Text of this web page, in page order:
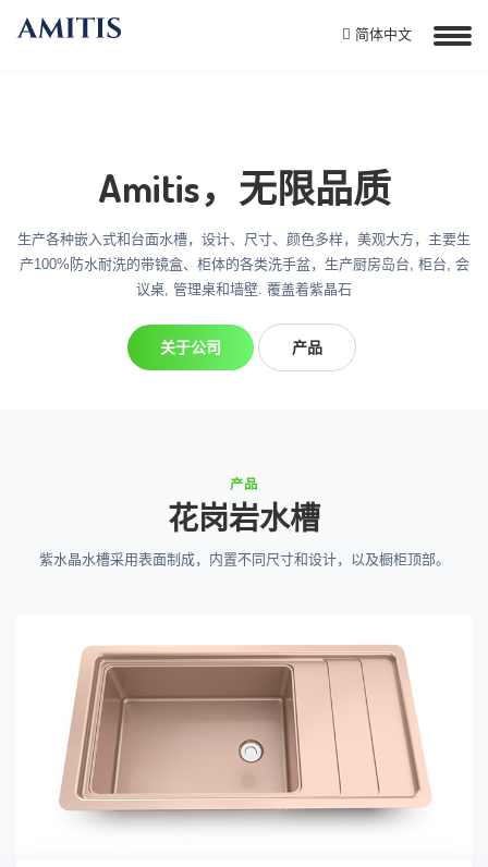
简体中文
Amitis，无限品质
生产各种嵌入式和台面水槽，设计、尺寸、颜色多样，美观大方，主要生
产100%防水耐洗的带镜盒、柜体的各类洗手盆，生产厨房岛台, 柜台, 会
议桌, 管理桌和墙壁. 覆盖着紫晶石
关于公司 产品
产品
花岗岩水槽
紫水晶水槽采用表面制成，内置不同尺寸和设计，以及橱柜顶部。